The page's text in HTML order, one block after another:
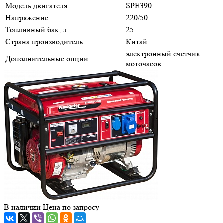
Модель двигателя
SPE390
Напряжение
220/50
Топливный бак, л
25
Страна производитель
Китай
Дополнительные опции
электронный счетчик
моточасов
В наличии Цена по запросу